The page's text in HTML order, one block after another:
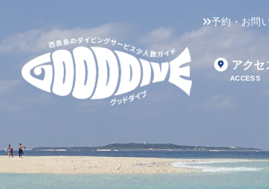
予約・お問
アクセ
ACCESS